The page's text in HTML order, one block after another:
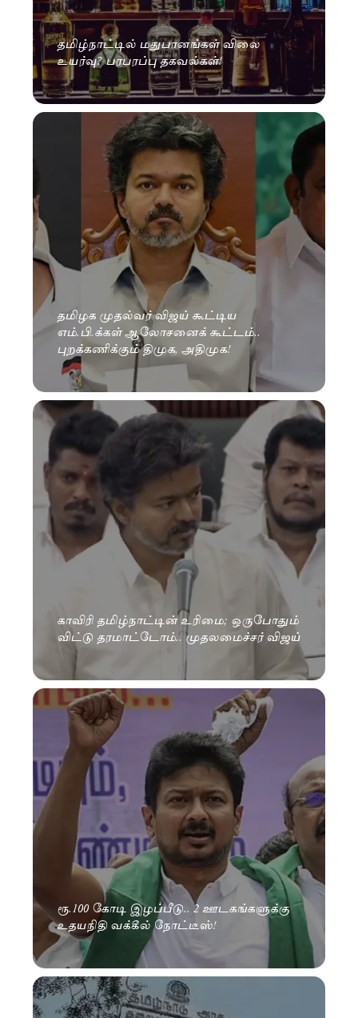
தமிழ்நாட்டில் மதுபானங்கள் விலை
உயர்வு? பரபரப்பு தகவல்கள்!
தமிழக முதல்வர் விஜய் கூட்டிய
எம்.பி.க்கள் ஆலோசனைக் கூட்டம்..
புறக்கணிக்கும் திமுக, அதிமுக!
காவிரி தமிழ்நாட்டின் உரிமை; ஒருபோதும்
விட்டு தரமாட்டோம்.. முதலமைச்சர் விஜய்
ரூ.100 கோடி இழப்பீடு.. 2 ஊடகங்களுக்கு
உதயநிதி வக்கீல் நோட்டீஸ்!